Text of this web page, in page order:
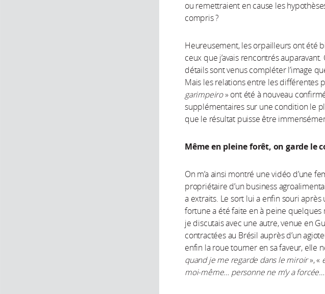
ou remettraient en cause les
compris ?
Heureusement, les orpailleurs ont été
ceux que j’avais rencontrés
détails sont venus compléter l’image
Mais les relations entre les différentes
garimpeiro» ont été à nouveau
supplémentaires sur une condition le
que le résultat puisse être
Même en pleine forêt, on garde le
On m’a ainsi montré une vidéo d’une
propriétaire d’un business
a extraits. Le sort lui a enfin souri
fortune a été faite en à peine quelques
je discutais avec une autre, venue en
contractées au Brésil auprès d’un
enfin la roue tourner en sa faveur, elle
quand je me regarde dans le miroir», «
moi-même… personne ne m’y a forcée…